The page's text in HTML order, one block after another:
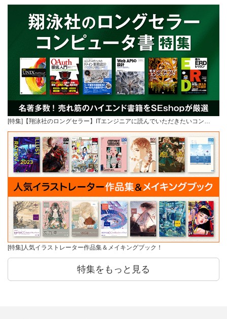
[特集]【翔泳社のロングセラー】ITエンジニアに読んでいただきたいコン…
[特集]人気イラストレーター作品集＆メイキングブック！
特集をもっと見る